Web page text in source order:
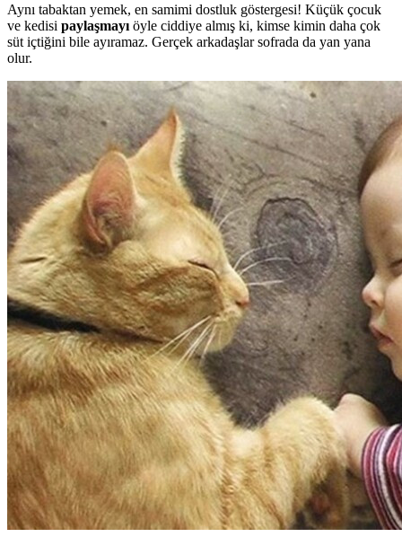
Aynı tabaktan yemek, en samimi dostluk göstergesi! Küçük çocuk
ve kedisi paylaşmayı öyle ciddiye almış ki, kimse kimin daha çok
süt içtiğini bile ayıramaz. Gerçek arkadaşlar sofrada da yan yana
olur.